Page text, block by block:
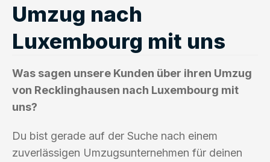
Umzug nach
Luxembourg mit uns
Was sagen unsere Kunden über ihren Umzug
von Recklinghausen nach Luxembourg mit
uns?
Du bist gerade auf der Suche nach einem
zuverlässigen Umzugsunternehmen für deinen